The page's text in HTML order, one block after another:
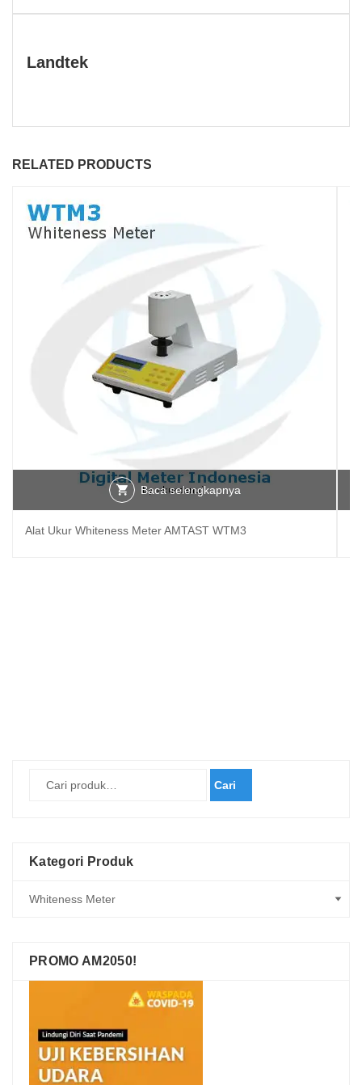
Landtek
RELATED PRODUCTS
Baca selengkapnya
Alat Ukur Whiteness Meter AMTAST WTM3
Cari
Kategori Produk
PROMO AM2050!